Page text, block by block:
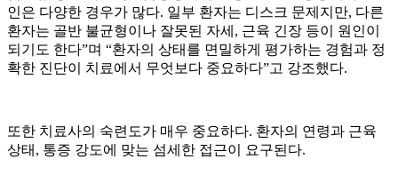
인은 다양한 경우가 많다. 일부 환자는 디스크 문제지만, 다른
환자는 골반 불균형이나 잘못된 자세, 근육 긴장 등이 원인이
되기도 한다”며 “환자의 상태를 면밀하게 평가하는 경험과 정
확한 진단이 치료에서 무엇보다 중요하다”고 강조했다.
또한 치료사의 숙련도가 매우 중요하다. 환자의 연령과 근육
상태, 통증 강도에 맞는 섬세한 접근이 요구된다.